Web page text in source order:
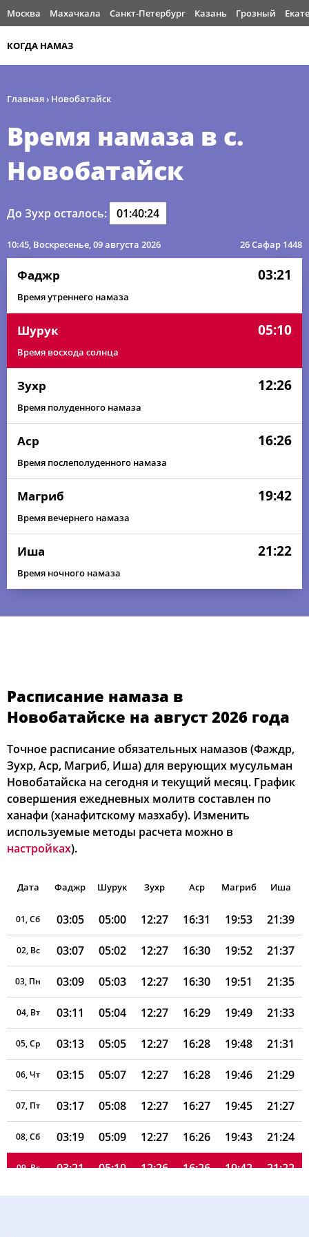
Москва Махачкала Санкт-Петербург Казань Грозный
КОГДА НАМАЗ
Главная› Новобатайск
Время намаза в с.
Новобатайск
До Зухр осталось: 01:40:24
10:45, Воскресенье, 09 августа 2026 26 Сафар 1448
Фаджр 03:21
Время утреннего намаза
Шурук 05:10
Время восхода солнца
Зухр 12:26
Время полуденного намаза
Аср 16:26
Время послеполуденного намаза
Магриб 19:42
Время вечернего намаза
Иша 21:22
Время ночного намаза
Расписание намаза в
Новобатайске на август 2026 года
Точное расписание обязательных намазов (Фаждр,
Зухр, Аср, Магриб, Иша) для верующих мусульман
Новобатайска на сегодня и текущий месяц. График
совершения ежедневных молитв составлен по
ханафи (ханафитскому мазхабу). Изменить
используемые методы расчета можно в
настройках).
Дата Фаджр Шурук Зухр Аср Магриб Иша
01, Сб 03:05 05:00 12:27 16:31 19:53 21:39
02, Вс 03:07 05:02 12:27 16:30 19:52 21:37
03, Пн 03:09 05:03 12:27 16:30 19:51 21:35
04, Вт 03:11 05:04 12:27 16:29 19:49 21:33
05, Ср 03:13 05:05 12:27 16:28 19:48 21:31
06, Чт 03:15 05:07 12:27 16:28 19:46 21:29
07, Пт 03:17 05:08 12:27 16:27 19:45 21:27
08, Сб 03:19 05:09 12:27 16:26 19:43 21:24
09, Вс 03:21 05:10 12:26 16:26 19:42 21:22
10, Пн 03:23 05:12 12:26 16:25 19:40 21:20